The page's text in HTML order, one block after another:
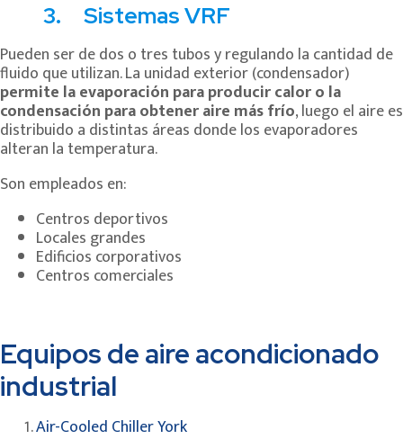
3. Sistemas VRF
Pueden ser de dos o tres tubos y regulando la cantidad de
fluido que utilizan. La unidad exterior (condensador)
permite la evaporación para producir calor o la
condensación para obtener aire más frío, luego el aire es
distribuido a distintas áreas donde los evaporadores
alteran la temperatura.
Son empleados en:
Centros deportivos
Locales grandes
Edificios corporativos
Centros comerciales
Equipos de aire acondicionado
industrial
Air-Cooled Chiller York